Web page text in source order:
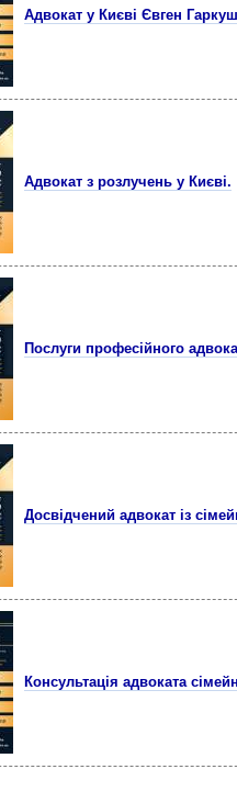
Адвокат у Києві Євген
Адвокат з розлучень у Києві.
Послуги професійного
Досвідчений адвокат із
Консультація адвоката